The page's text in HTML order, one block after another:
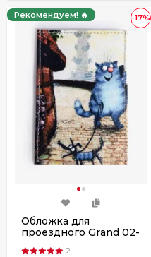
-17%
Рекомендуем! 🔥
Обложка для
проездного Grand 02-
2